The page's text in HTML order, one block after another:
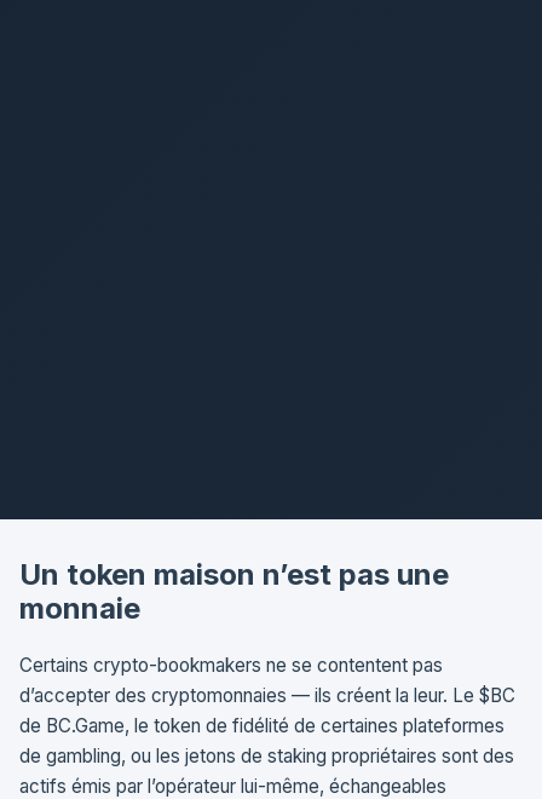
Un token maison n’est pas une
monnaie
Certains crypto-bookmakers ne se contentent pas
d’accepter des cryptomonnaies — ils créent la leur. Le $BC
de BC.Game, le token de fidélité de certaines plateformes
de gambling, ou les jetons de staking propriétaires sont des
actifs émis par l’opérateur lui-même, échangeables